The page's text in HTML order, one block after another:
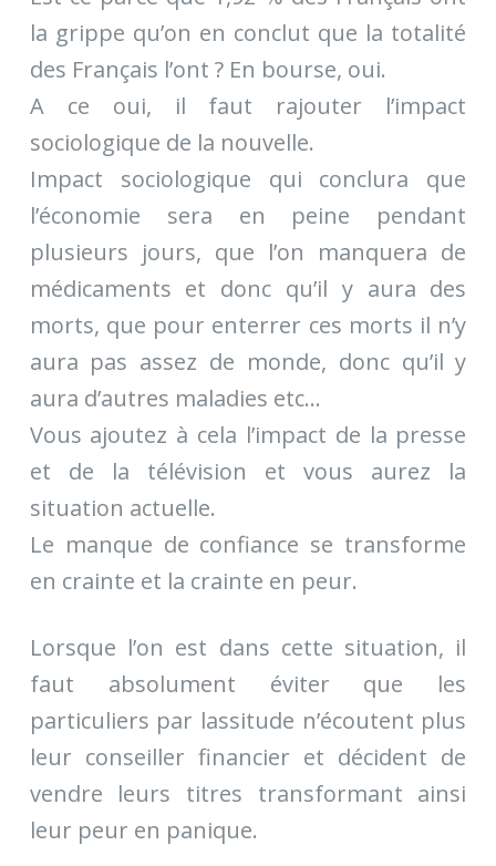
la grippe qu’on en conclut que la totalité
des Français l’ont ? En bourse, oui.
A ce oui, il faut rajouter l’impact
sociologique de la nouvelle.
Impact sociologique qui conclura que
l’économie sera en peine pendant
plusieurs jours, que l’on manquera de
médicaments et donc qu’il y aura des
morts, que pour enterrer ces morts il n’y
aura pas assez de monde, donc qu’il y
aura d’autres maladies etc…
Vous ajoutez à cela l’impact de la presse
et de la télévision et vous aurez la
situation actuelle.
Le manque de confiance se transforme
en crainte et la crainte en peur.
Lorsque l’on est dans cette situation, il
faut absolument éviter que les
particuliers par lassitude n’écoutent plus
leur conseiller financier et décident de
vendre leurs titres transformant ainsi
leur peur en panique.